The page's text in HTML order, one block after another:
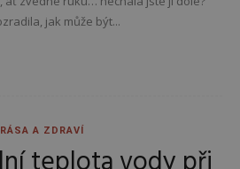
jak může být...
A ZDRAVÍ